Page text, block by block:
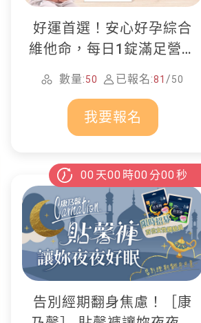
好運首選！安心好孕綜合
維他命，每日1錠滿足營養
所需
數量:50 已報名:81 /50
我要報名
00 天00 時00 分00 秒
告別經期翻身焦慮！［康